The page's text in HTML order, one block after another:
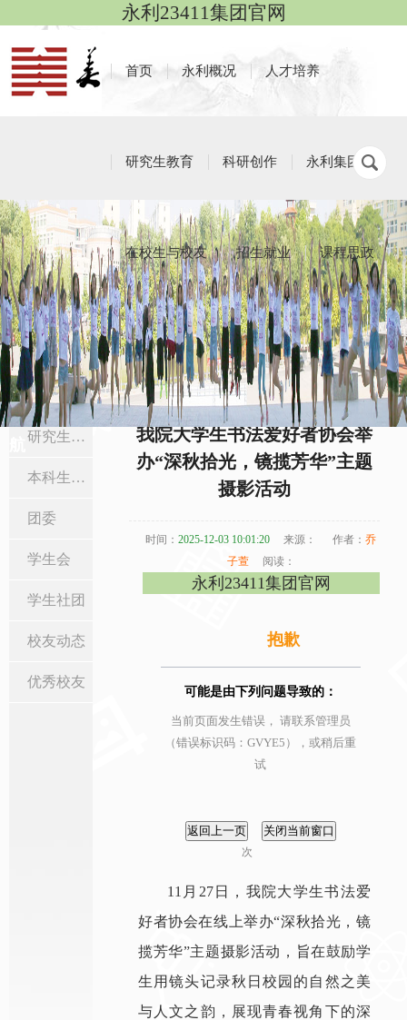
永利23411集团官网
首页 永利概况 人才培养
研究生教育 科研创作 永利集团
在校生与校友 招生就业 课程思政
栏目导
研究生工作
本科生工作
团委
学生会
学生社团
校友动态
优秀校友
学生社团
当前位置: > 在校生与校友> 学生社团 > 正文
我院大学生书法爱好者协会举
办“深秋拾光，镜揽芳华”主题
摄影活动
时间：2025-12-03 10:01:20 来源： 作者：乔
子萱
阅读：
永利23411集团官网
抱歉
可能是由下列问题导致的：
当前页面发生错误， 请联系管理员
（错误标识码：GVYE5），或稍后重
试
次
11月27日，我院大学生书法爱
好者协会在线上举办“深秋拾光，镜
揽芳华”主题摄影活动，旨在鼓励学
生用镜头记录秋日校园的自然之美
与人文之韵，展现青春视角下的深